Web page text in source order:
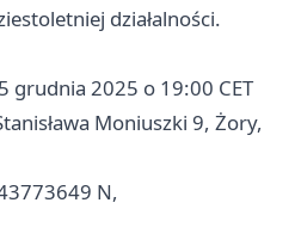
działalności.
grudnia 2025 o 19:00 CET
Moniuszki 9, Żory,
N,